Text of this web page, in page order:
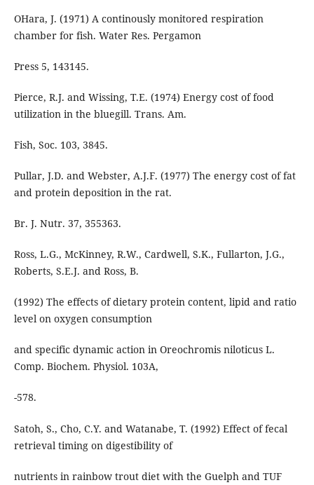
OHara, J. (1971) A continously monitored respiration
chamber for fish. Water Res. Pergamon
Press 5, 143145.
Pierce, R.J. and Wissing, T.E. (1974) Energy cost of food
utilization in the bluegill. Trans. Am.
Fish, Soc. 103, 3845.
Pullar, J.D. and Webster, A.J.F. (1977) The energy cost of fat
and protein deposition in the rat.
Br. J. Nutr. 37, 355363.
Ross, L.G., McKinney, R.W., Cardwell, S.K., Fullarton, J.G.,
Roberts, S.E.J. and Ross, B.
(1992) The effects of dietary protein content, lipid and ratio
level on oxygen consumption
and specific dynamic action in Oreochromis niloticus L.
Comp. Biochem. Physiol. 103A,
-578.
Satoh, S., Cho, C.Y. and Watanabe, T. (1992) Effect of fecal
retrieval timing on digestibility of
nutrients in rainbow trout diet with the Guelph and TUF